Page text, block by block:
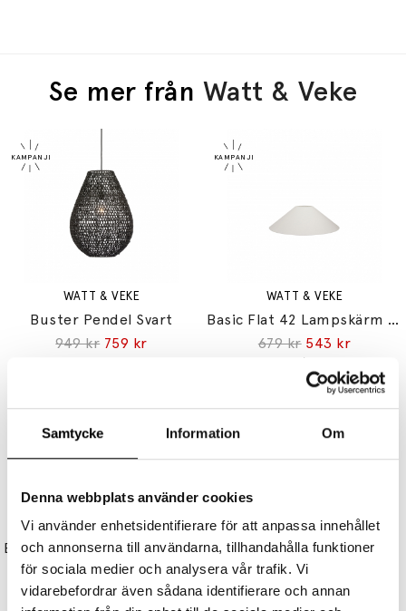
Samtycke Information Om
Denna webbplats använder cookies
Vi använder enhetsidentifierare för att anpassa innehållet
och annonserna till användarna, tillhandahålla funktioner
för sociala medier och analysera vår trafik. Vi
vidarebefordrar även sådana identifierare och annan
Se mer från Watt & Veke
WATT & VEKE
Buster Pendel Svart
949 kr 759 kr
WATT & VEKE
Basic Flat 42 Lampskärm Vit
679 kr 543 kr
WATT & VEKE
Basic Straight 26 Lampskärm Vit
449 kr 359 kr
WATT & VEKE
2999 kr 2399 kr